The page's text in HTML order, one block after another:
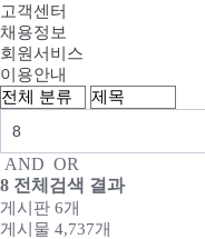
고객센터
채용정보
회원서비스
이용안내
AND OR
8 전체검색 결과
게시판 6개
게시물 4,737개